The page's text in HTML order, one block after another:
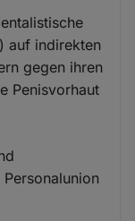
auf indirekten
gegen ihren
Penisvorhaut